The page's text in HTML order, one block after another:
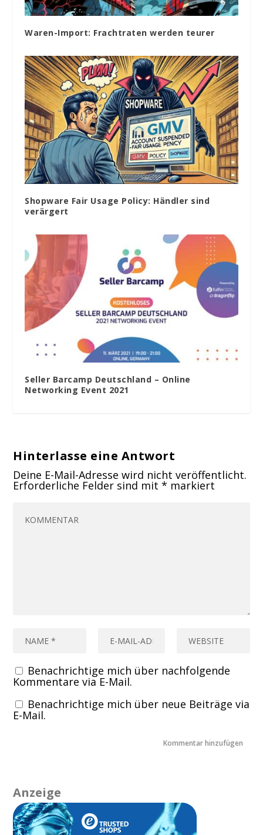
Waren-Import: Frachtraten werden teurer
Shopware Fair Usage Policy: Händler sind
verärgert
Seller Barcamp Deutschland – Online
Networking Event 2021
Hinterlasse eine Antwort
Deine E-Mail-Adresse wird nicht veröffentlicht.
Erforderliche Felder sind mit* markiert
Benachrichtige mich über nachfolgende
Kommentare via E-Mail.
Benachrichtige mich über neue Beiträge via
E-Mail.
Anzeige